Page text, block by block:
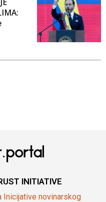
INITIATIVE
Inicijative novinarskog